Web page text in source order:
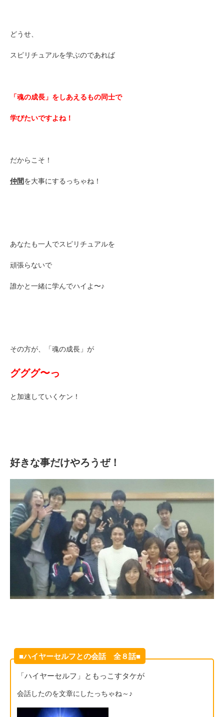
どうせ、
スピリチュアルを学ぶのであれば
「魂の成長」をしあえるもの同士で
学びたいですよね！
だからこそ！
仲間を大事にするっちゃね！
あなたも一人でスピリチュアルを
頑張らないで
誰かと一緒に学んでハイよ〜♪
その方が、「魂の成長」が
グググ〜っ
と加速していくケン！
好きな事だけやろうぜ！
■ハイヤーセルフとの会話 全８話■
「ハイヤーセルフ」ともっこすタケが
会話したのを文章にしたっちゃね～♪